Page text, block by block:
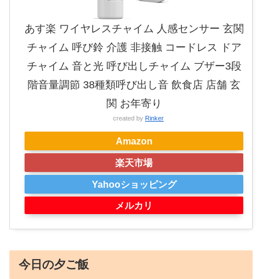
あす楽 ワイヤレスチャイム 人感センサー 玄関
チャイム 呼び鈴 介護 非接触 コードレス ドア
チャイム 音と光 呼び出しチャイム ブザー3段
階音量調節 38種類呼び出し音 飲食店 店舗 玄
関 お年寄り
created by Rinker
Amazon
楽天市場
Yahooショッピング
メルカリ
今日の夕ご飯